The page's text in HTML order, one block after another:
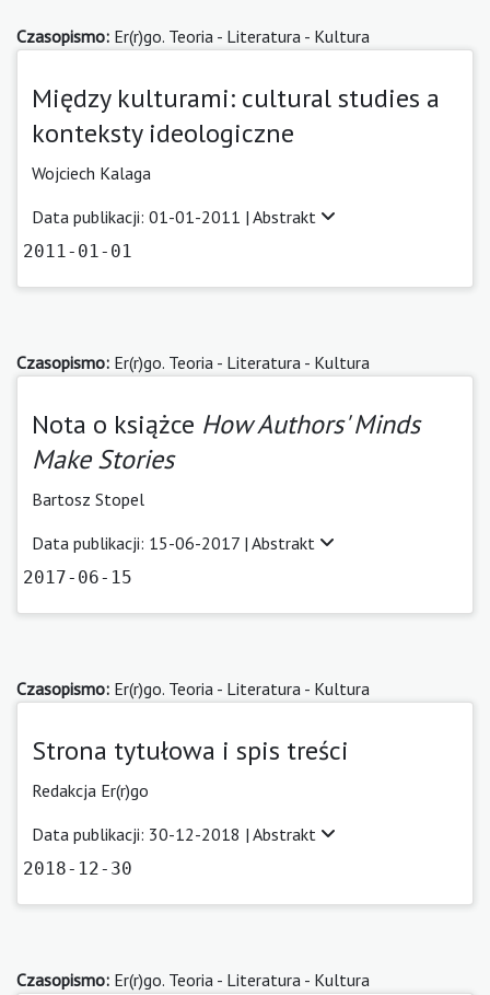
Czasopismo: Er(r)go. Teoria - Literatura - Kultura
Między kulturami: cultural studies a
konteksty ideologiczne
Wojciech Kalaga
Data publikacji: 01-01-2011 | Abstrakt
2011-01-01
Czasopismo: Er(r)go. Teoria - Literatura - Kultura
Nota o książce How Authors' Minds
Make Stories
Bartosz Stopel
Data publikacji: 15-06-2017 | Abstrakt
2017-06-15
Czasopismo: Er(r)go. Teoria - Literatura - Kultura
Strona tytułowa i spis treści
Redakcja Er(r)go
Data publikacji: 30-12-2018 | Abstrakt
2018-12-30
Czasopismo: Er(r)go. Teoria - Literatura - Kultura